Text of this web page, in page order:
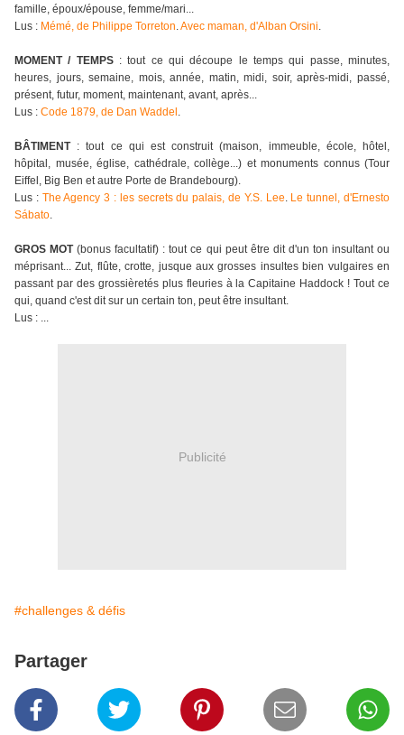
famille, époux/épouse, femme/mari...
Lus : Mémé, de Philippe Torreton.Avec maman, d'Alban Orsini.
MOMENT / TEMPS: tout ce qui découpe le temps qui passe, minutes,
heures, jours, semaine, mois, année, matin, midi, soir, après-midi, passé,
présent, futur, moment, maintenant, avant, après...
Lus : Code 1879, de Dan Waddel .
BÂTIMENT: tout ce qui est construit (maison, immeuble, école, hôtel,
hôpital, musée, église, cathédrale, collège...) et monuments connus (Tour
Eiffel, Big Ben et autre Porte de Brandebourg).
Lus : The Agency 3 : les secrets du palais, de Y.S. Lee. Le tunnel, d'Ernesto
Sábato.
GROS MOT(bonus facultatif) : tout ce qui peut être dit d'un ton insultant ou
méprisant... Zut, flûte, crotte, jusque aux grosses insultes bien vulgaires en
passant par des grossièretés plus fleuries à la Capitaine Haddock ! Tout ce
qui, quand c'est dit sur un certain ton, peut être insultant.
Lus : ...
Publicité
#challenges & défis
Partager